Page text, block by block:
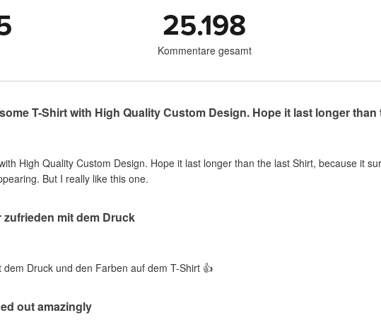
25.198
Kommentare gesamt
T-Shirt with High Quality Custom Design. Hope it last longer than
High Quality Custom Design. Hope it last longer than the last Shirt, because it
But I really like this one.
zufrieden mit dem Druck
dem Druck und den Farben auf dem T-Shirt 👍
out amazingly